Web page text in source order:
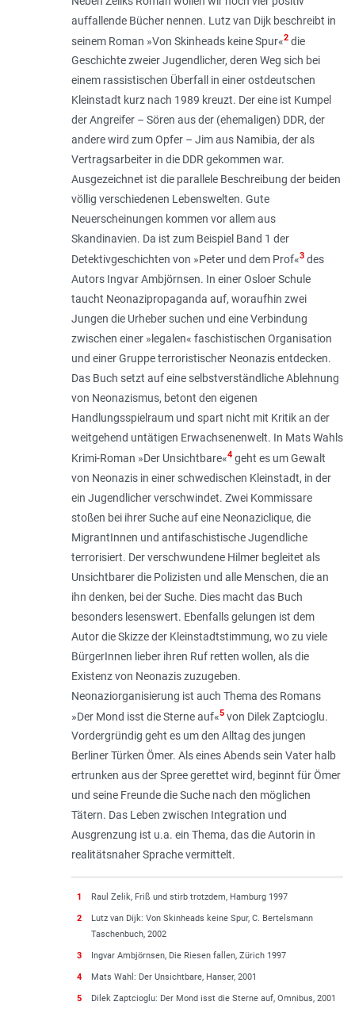
auffallende Bücher nennen. Lutz van Dijk beschreibt in
seinem Roman »Von Skinheads keine Spur«2die
Geschichte zweier Jugendlicher, deren Weg sich bei
einem rassistischen Überfall in einer ostdeutschen
Kleinstadt kurz nach 1989 kreuzt. Der eine ist Kumpel
der Angreifer – Sören aus der (ehemaligen) DDR, der
andere wird zum Opfer – Jim aus Namibia, der als
Vertragsarbeiter in die DDR gekommen war.
Ausgezeichnet ist die parallele Beschreibung der beiden
völlig verschiedenen Lebenswelten. Gute
Neuerscheinungen kommen vor allem aus
Skandinavien. Da ist zum Beispiel Band 1 der
Detektivgeschichten von »Peter und dem Prof«3des
Autors Ingvar Ambjörnsen. In einer Osloer Schule
taucht Neonazipropaganda auf, woraufhin zwei
Jungen die Urheber suchen und eine Verbindung
zwischen einer »legalen« faschistischen Organisation
und einer Gruppe terroristischer Neonazis entdecken.
Das Buch setzt auf eine selbstverständliche Ablehnung
von Neonazismus, betont den eigenen
Handlungsspielraum und spart nicht mit Kritik an der
weitgehend untätigen Erwachsenenwelt. In Mats Wahls
Krimi-Roman »Der Unsichtbare«4geht es um Gewalt
von Neonazis in einer schwedischen Kleinstadt, in der
ein Jugendlicher verschwindet. Zwei Kommissare
stoßen bei ihrer Suche auf eine Neonaziclique, die
MigrantInnen und antifaschistische Jugendliche
terrorisiert. Der verschwundene Hilmer begleitet als
Unsichtbarer die Polizisten und alle Menschen, die an
ihn denken, bei der Suche. Dies macht das Buch
besonders lesenswert. Ebenfalls gelungen ist dem
Autor die Skizze der Kleinstadtstimmung, wo zu viele
BürgerInnen lieber ihren Ruf retten wollen, als die
Existenz von Neonazis zuzugeben.
Neonaziorganisierung ist auch Thema des Romans
»Der Mond isst die Sterne auf«5von Dilek Zaptcioglu.
Vordergründig geht es um den Alltag des jungen
Berliner Türken Ömer. Als eines Abends sein Vater halb
ertrunken aus der Spree gerettet wird, beginnt für Ömer
und seine Freunde die Suche nach den möglichen
Tätern. Das Leben zwischen Integration und
Ausgrenzung ist u.a. ein Thema, das die Autorin in
realitätsnaher Sprache vermittelt.
1 Raul Zelik, Friß und stirb trotzdem, Hamburg 1997
2
Lutz van Dijk: Von Skinheads keine Spur, C. Bertelsmann
Taschenbuch, 2002
3 Ingvar Ambjörnsen, Die Riesen fallen, Zürich 1997
4 Mats Wahl: Der Unsichtbare, Hanser, 2001
5 Dilek Zaptcioglu: Der Mond isst die Sterne auf, Omnibus, 2001